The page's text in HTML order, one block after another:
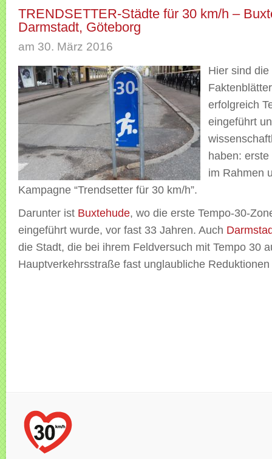
TRENDSETTER-Städte für 30 km/h –
Darmstadt, Göteborg
am 30. März 2016
Hier sind die
erfolgreich
eingeführt
haben:
im Rahmen
Kampagne “Trendsetter für 30 km/h”.
Darunter ist Buxtehude, wo die erste Tempo-30-
eingeführt wurde, vor fast 33 Jahren. Auch
die Stadt, die bei ihrem Feldversuch mit Tempo 30
Hauptverkehrsstraße fast unglaubliche Reduktionen